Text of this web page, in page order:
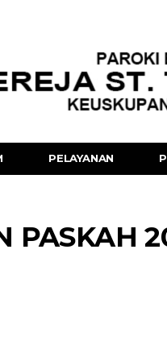
PELAYANAN
PASKAH